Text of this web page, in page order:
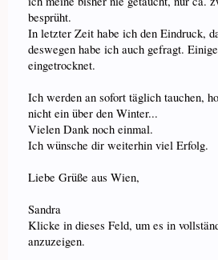
besprüht.
In letzter Zeit habe ich den Eindruck,
deswegen habe ich auch gefragt.
eingetrocknet.
Ich werden an sofort täglich tauchen,
nicht ein über den Winter...
Vielen Dank noch einmal.
Ich wünsche dir weiterhin viel Erfolg.
Liebe Grüße aus Wien,
Sandra
Klicke in dieses Feld, um es in
anzuzeigen.